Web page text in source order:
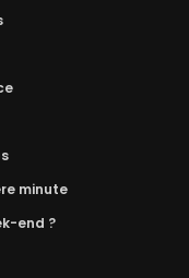
minute
end ?